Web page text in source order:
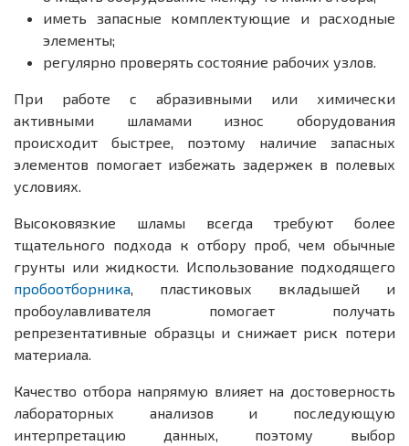
иметь запасные комплектующие и расходные
элементы;
регулярно проверять состояние рабочих узлов.
При работе с абразивными или химически
активными шламами износ оборудования
происходит быстрее, поэтому наличие запасных
элементов помогает избежать задержек в полевых
условиях.
Высоковязкие шламы всегда требуют более
тщательного подхода к отбору проб, чем обычные
грунты или жидкости. Использование подходящего
пробоотборника , пластиковых вкладышей и
пробоулавливателя помогает получать
репрезентативные образцы и снижает риск потери
материала.
Качество отбора напрямую влияет на достоверность
лабораторных анализов и последующую
интерпретацию данных, поэтому выбор